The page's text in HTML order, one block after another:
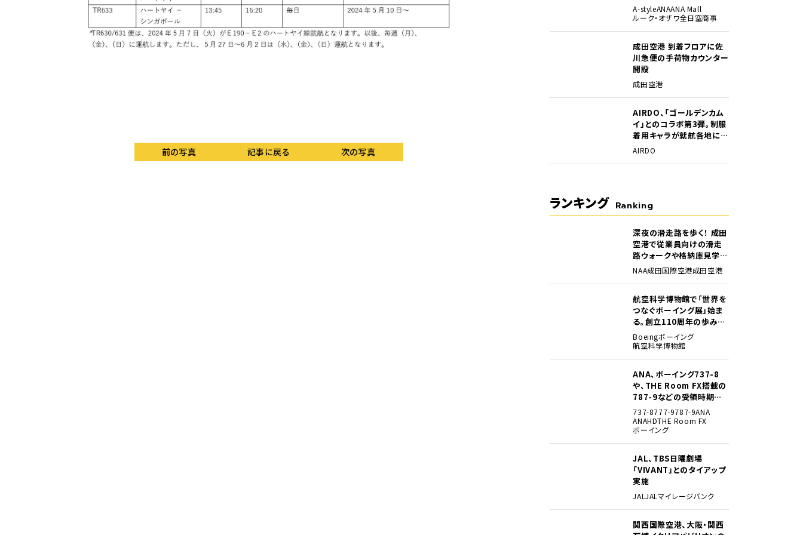
前の写真 記事に戻る 次の写真
A-styleANAANA Mall
ルーク・オザワ全日空商事
成田空港 到着フロアに佐
川急便の手荷物カウンター
開設
成田空港
AIRDO、「ゴールデンカム
イ」とのコラボ第3弾。制服
着用キャラが就航各地に登
場
AIRDO
ランキング Ranking
深夜の滑走路を歩く！ 成田
空港で従業員向けの滑走
路ウォークや格納庫見学イ
ベントを初開催
NAA成田国際空港成田空港
航空科学博物館で「世界を
つなぐボーイング展」始ま
る。創立110周年の歩みを
貴重な資料でたどる
Boeingボーイング
航空科学博物館
ANA、ボーイング737-8
や、THE Room FX搭載の
787-9などの受領時期見
込みを明らかに
737-8777-9787-9ANA
ANAHDTHE Room FX
ボーイング
JAL、TBS日曜劇場
「VIVANT」とのタイアップ
実施
JALJALマイレージバンク
関西国際空港、大阪・関西